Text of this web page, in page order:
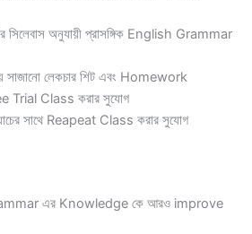
সিলেবাস অনুযায়ী প্রাসঙ্গিক English Grammar
সাজানো লেকচার শিট এবং Homework
Trial Class করার সুযোগ
সাথে Reapeat Class করার সুযোগ
Grammar এর Knowledge কে আরও improve